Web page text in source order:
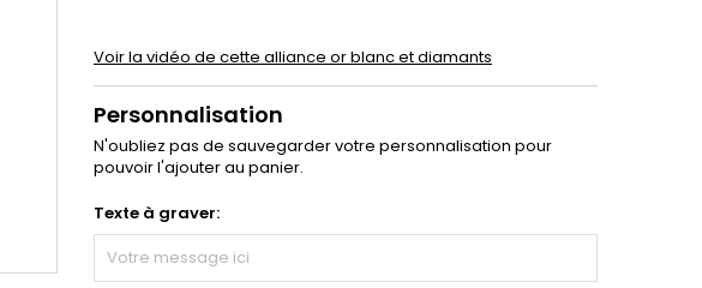
Voir la vidéo de cette alliance or blanc et diamants
Personnalisation
N'oubliez pas de sauvegarder votre personnalisation pour
pouvoir l'ajouter au panier.
Texte à graver: